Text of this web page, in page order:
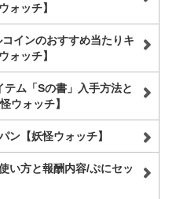
ォッチ】
インのおすすめ当たりキ
ォッチ】
テム「Sの書」入手方法と
ウォッチ】
ン【妖怪ウォッチ】
い方と報酬内容/ぷにセッ